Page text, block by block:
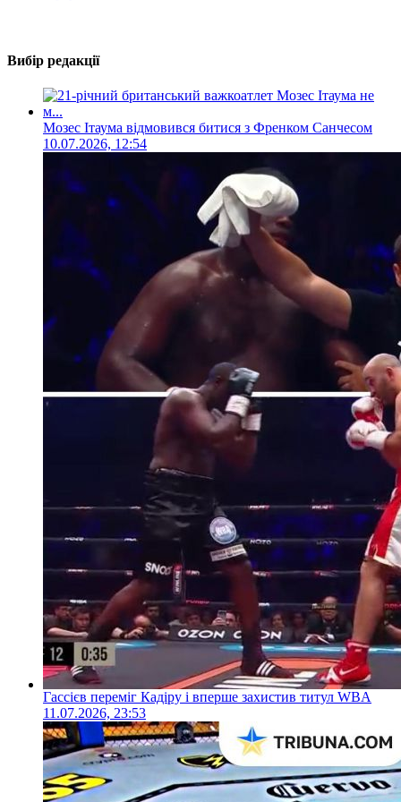
Вибір редакції
Мозес Ітаума відмовився битися з Френком Санчесом
10.07.2026, 12:54
Гассієв переміг Кадіру і вперше захистив титул WBA
11.07.2026, 23:53